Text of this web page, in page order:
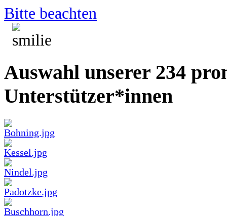
Bitte beachten
Auswahl unserer 234
Unterstützer*innen